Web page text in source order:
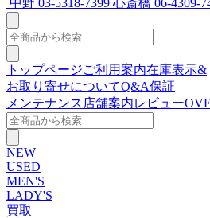
中野 03-5318-7399 心斎橋 06-4309-
トップページご利用案内在庫表示&
お取り寄せについてQ&A保証
メンテナンス 店舗案内レビュー
NEW
USED
MEN'S
LADY'S
買取